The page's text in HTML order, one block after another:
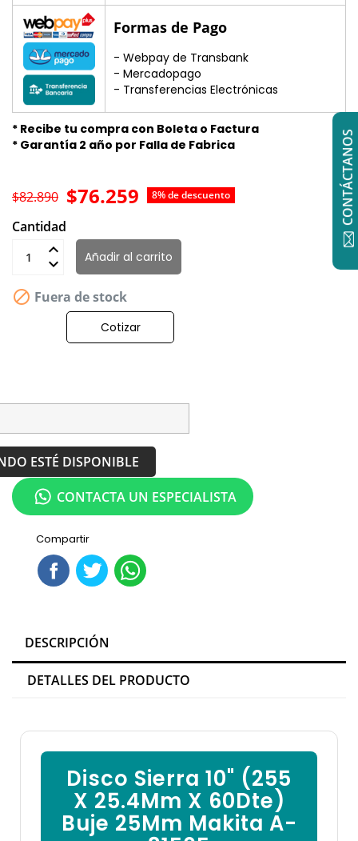
Formas de Pago
- Webpay de Transbank
- Mercadopago
- Transferencias Electrónicas
* Recibe tu compra con Boleta o Factura
* Garantía 2 año por Falla de Fabrica
$76.259 8% de descuento
$82.890
Cantidad
Añadir al carrito
 Fuera de stock
Cotizar
ESTÉ DISPONIBLE
Compartir
CONTACTA UN ESPECIALISTA
DESCRIPCIÓN
DETALLES DEL PRODUCTO
Disco Sierra 10" (255
X 25.4Mm X 60Dte)
Buje 25Mm Makita A-
CONTÁCTANOS